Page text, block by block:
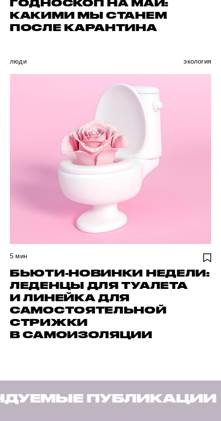
ГОДНОСКОП НА МАЙ:
КАКИМИ МЫ СТАНЕМ
ПОСЛЕ КАРАНТИНА
люди экология
5 мин
БЬЮТИ-НОВИНКИ НЕДЕЛИ:
ЛЕДЕНЦЫ ДЛЯ ТУАЛЕТА
И ЛИНЕЙКА ДЛЯ
САМОСТОЯТЕЛЬНОЙ
СТРИЖКИ
В САМОИЗОЛЯЦИИ